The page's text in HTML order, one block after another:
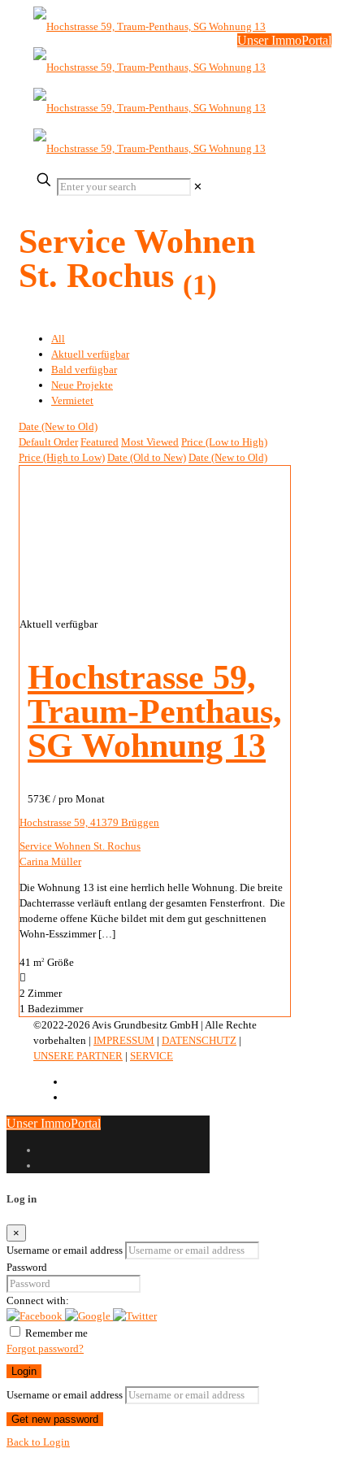
Unser ImmoPortal
✕
Service Wohnen
St. Rochus (1)
All
Aktuell verfügbar
Bald verfügbar
Neue Projekte
Vermietet
Date (New to Old)
Default Order Featured Most Viewed Price (Low to High)
Price (High to Low) Date (Old to New) Date (New to Old)
Aktuell verfügbar
Hochstrasse 59,
Traum-Penthaus,
SG Wohnung 13
573€ / pro Monat
Hochstrasse 59, 41379 Brüggen
Service Wohnen St. Rochus
Carina Müller
Die Wohnung 13 ist eine herrlich helle Wohnung. Die breite
Dachterrasse verläuft entlang der gesamten Fensterfront. Die
moderne offene Küche bildet mit dem gut geschnittenen
Wohn-Esszimmer[…]
41 m2 Größe
2 Zimmer
1 Badezimmer
©2022-2026 Avis Grundbesitz GmbH | Alle Rechte
vorbehalten | IMPRESSUM | DATENSCHUTZ |
UNSERE PARTNER | SERVICE
Unser ImmoPortal
Log in
×
Username or email address
Password
Connect with:
Remember me
Forgot password?
Login
Username or email address
Get new password
Back to Login